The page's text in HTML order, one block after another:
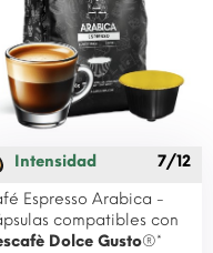
Intensidad
7/12
Espresso Arabica -
compatibles con
Dolce Gusto®*